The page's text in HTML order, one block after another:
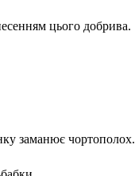
цього добрива.
заманює чортополох.